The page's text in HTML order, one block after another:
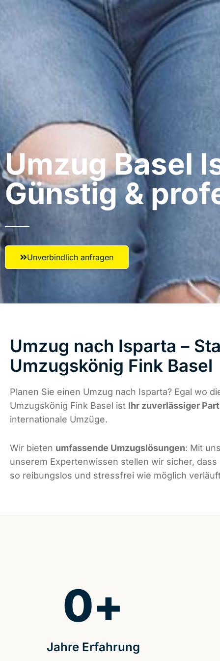
Umzug Basel​
Günstig &
Unverbindlich anfragen
Umzug nach Isparta –
Umzugskönig Fink Basel
Planen Sie einen Umzug nach Isparta? Egal wo
Umzugskönig Fink Basel ist Ihr zuverlässiger
internationale Umzüge.
Wir bieten umfassende Umzugslösungen: Mit
unserem Expertenwissen stellen wir sicher,
so reibungslos und stressfrei wie möglich
Jahre Erfahrung
0+